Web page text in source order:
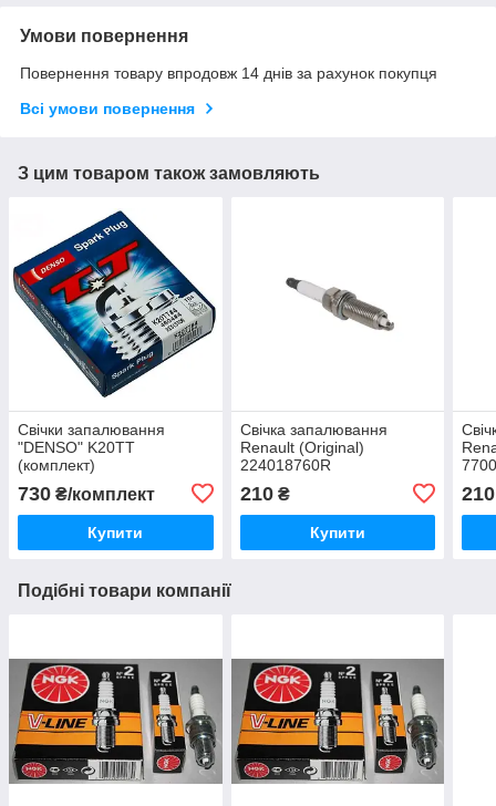
Умови повернення
Повернення товару впродовж 14 днів за рахунок покупця
Всі умови повернення
З цим товаром також замовляють
Свічки запалювання
"DENSO" K20TT
(комплект)
730 ₴/комплект
Купити
Свічка запалювання
Renault (Original)
224018760R
210₴
Купити
210
Подібні товари компанії